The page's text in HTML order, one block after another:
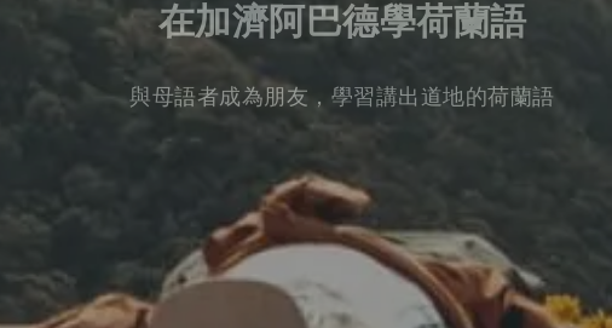
在加濟阿巴德學荷蘭語
與母語者成為朋友，學習講出道地的荷蘭語